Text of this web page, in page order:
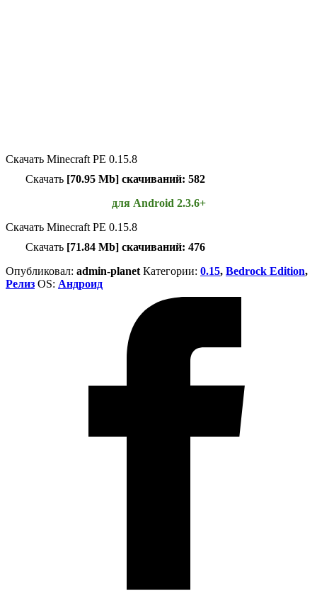
Скачать Minecraft PE 0.15.8
Скачать [70.95 Mb] скачиваний: 582
для Android 2.3.6+
Скачать Minecraft PE 0.15.8
Скачать [71.84 Mb] скачиваний: 476
Опубликовал: admin-planet Категории: 0.15, Bedrock Edition,
Релиз ОS: Андроид